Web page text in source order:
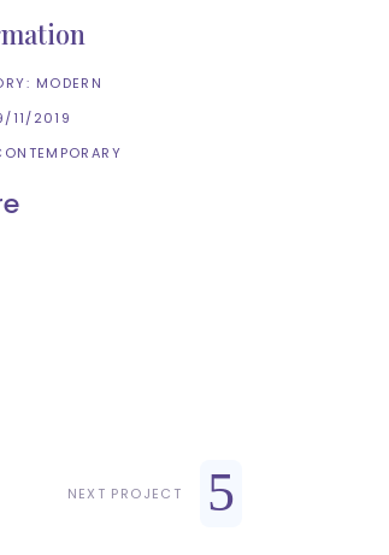
MODERN
11/2019
NEXT PROJECT